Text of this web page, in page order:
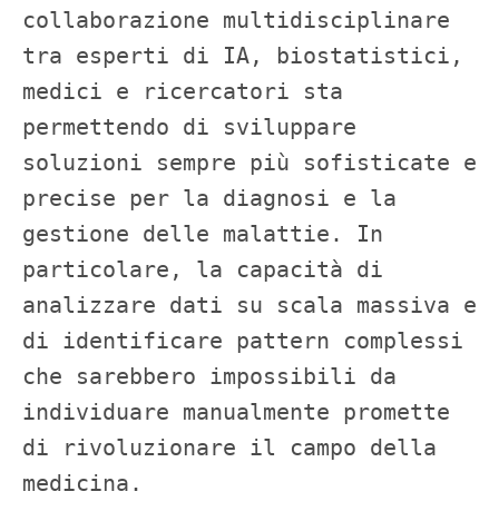
collaborazione multidisciplinare
tra esperti di IA, biostatistici,
medici e ricercatori sta
permettendo di sviluppare
soluzioni sempre più sofisticate e
precise per la diagnosi e la
gestione delle malattie. In
particolare, la capacità di
analizzare dati su scala massiva e
di identificare pattern complessi
che sarebbero impossibili da
individuare manualmente promette
di rivoluzionare il campo della
medicina.